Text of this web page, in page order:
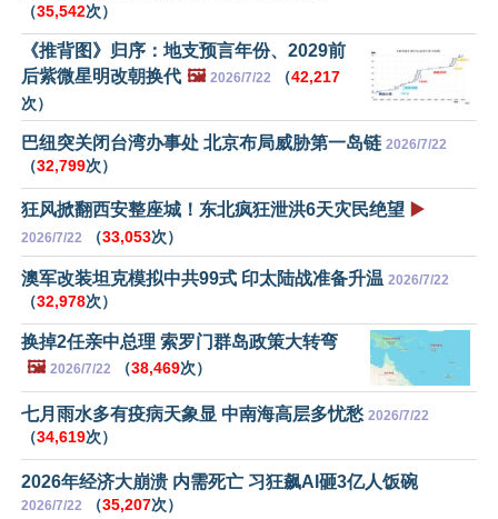
（35,542次）
《推背图》归序：地支预言年份、2029前
后紫微星明改朝换代 🖼️ 2026/7/22 （42,217
次）
巴纽突关闭台湾办事处 北京布局威胁第一岛链 2026/7/22
（32,799次）
狂风掀翻西安整座城！东北疯狂泄洪6天灾民绝望 ▶️
2026/7/22 （33,053次）
澳军改装坦克模拟中共99式 印太陆战准备升温 2026/7/22
（32,978次）
换掉2任亲中总理 索罗门群岛政策大转弯
🖼️ 2026/7/22 （38,469次）
七月雨水多有疫病天象显 中南海高层多忧愁 2026/7/22
（34,619次）
2026年经济大崩溃 内需死亡 习狂飙AI砸3亿人饭碗
2026/7/22 （35,207次）